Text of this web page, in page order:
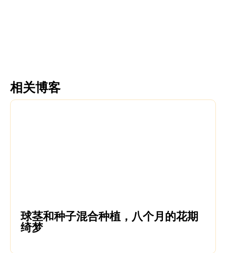
相关博客
球茎和种子混合种植，八个月的花期
绮梦